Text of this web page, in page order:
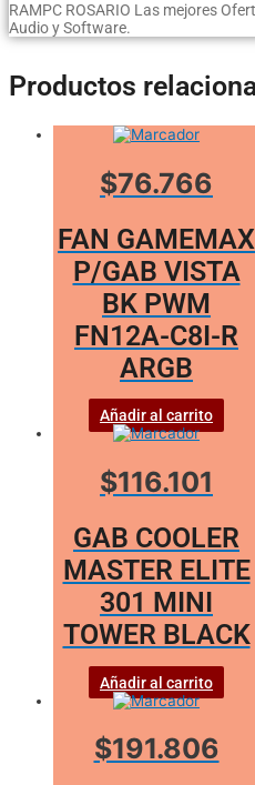
RAMPC ROSARIO Las mejores
Audio y Software.
Productos
$76.766
FAN GAMEMAX
P/GAB VISTA
BK PWM
FN12A-C8I-R
ARGB
Añadir al carrito
$116.101
GAB COOLER
MASTER ELITE
301 MINI
TOWER BLACK
Añadir al carrito
$191.806